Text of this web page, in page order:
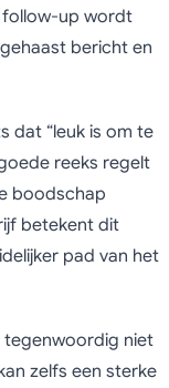
follow-up wordt
bericht en
dat “leuk is om te
reeks regelt
boodschap
betekent dit
pad van het
tegenwoordig niet
zelfs een sterke